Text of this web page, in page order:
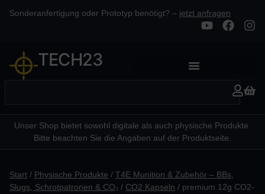
Sonderanfertigung oder Prototyp benötigt? – jetzt anfragen
TECH23
Unser Shop bietet sowohl digitale als auch physische Produkte.
Bitte beachten Sie die Angaben auf der Produktseite.
Start / Physische Produkte / T4E Munition & Zubehör – BBs,
Slugs, Schrotpatronen & CO₂ / CO2 Kapseln / premium 12g CO2-